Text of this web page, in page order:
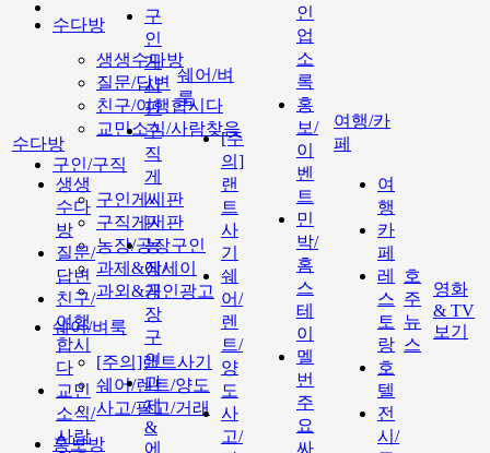
수다방
생생수다방
질문/답변
친구/여행합시다
교민소식/사람찾음
구인/구직
구인게시판
구직게시판
농장/공장구인
과제&에세이
과외&개인광고
쉐어/벼룩
[주의]랜트사기
쉐어/렌트/양도
사고/팔고/거래
홍보방
수다방
생생
수다
방
질문/
답변
친구/
여행
합시
다
교민
소식/
사람
구
인
게
시
판
구
직
게
시
판
농
장/
공
장
구
인
과
제
&
에
쉐어/벼
룩
[주
의]
랜
트
사
기
쉐
어/
렌
트/
양
도
사
고/
인
업
소
록
홍
보/
이
벤
트
민
박/
홈
스
테
이
멜
번
주
요
싸
여행/카
페
여
행
카
페
레
스
토
랑
호
텔
전
시/
호
주
뉴
스
영화
& TV
보기